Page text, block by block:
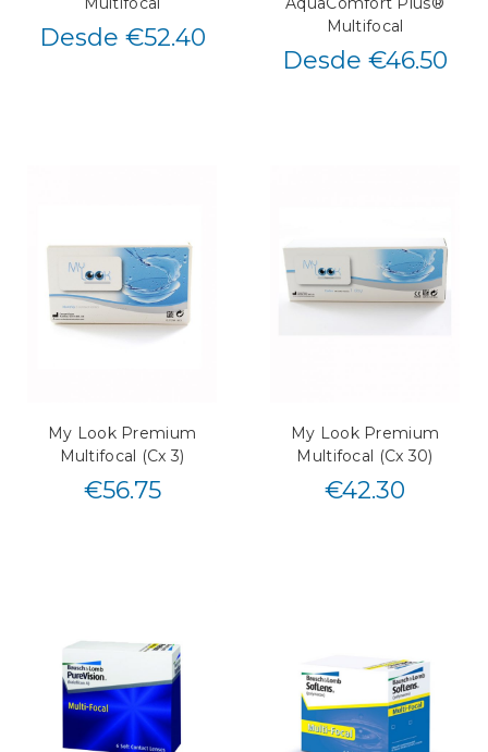
Desde €52.40
Multifocal
Desde €46.50
My Look Premium
Multifocal (Cx 3)
€56.75
My Look Premium
Multifocal (Cx 30)
€42.30